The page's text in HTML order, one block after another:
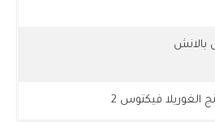
الغوريلا فيكتوس 2